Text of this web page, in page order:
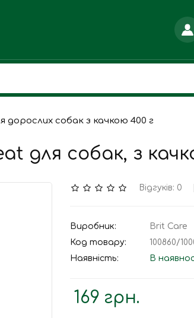
дорослих собак з качкою 400 г
для собак, з
Відгуків: 0
Виробник:
Brit Care
Код товару:
100860/
Наявність:
В
169 грн.